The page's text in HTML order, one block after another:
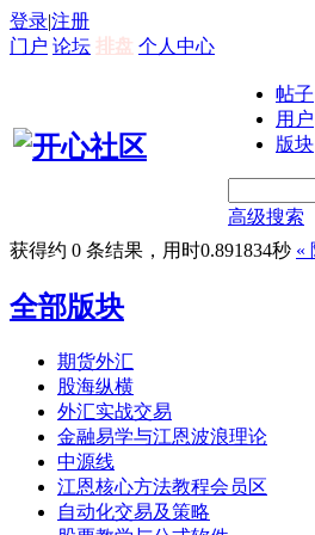
登录|注册
门户 论坛 排盘 个人中心
帖子
用户
版块
高级搜索
获得约 0 条结果，用时0.891834秒 «
全部版块
期货外汇
股海纵横
外汇实战交易
金融易学与江恩波浪理论
中源线
江恩核心方法教程会员区
自动化交易及策略